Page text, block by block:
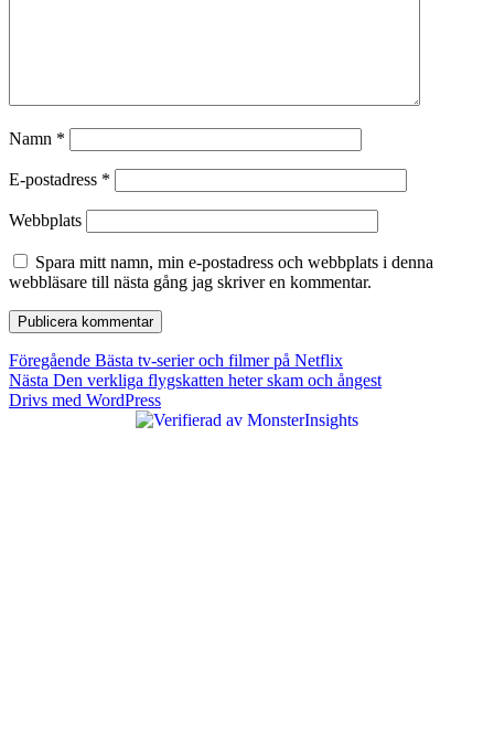
Namn *
E-postadress *
Webbplats
Spara mitt namn, min e-postadress och webbplats i denna
webbläsare till nästa gång jag skriver en kommentar.
Inläggsnavigering
Föregående Föregående
inlägg:
Bästa tv-serier och filmer på Netflix
Nästa Nästa
inlägg:
Den verkliga flygskatten heter skam och ångest
Drivs med WordPress